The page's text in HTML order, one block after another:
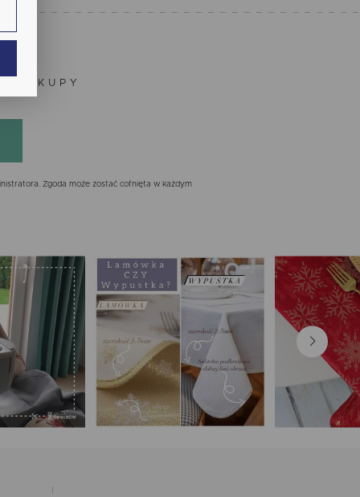
ZAKUPY
Zgoda może zostać cofnięta w każdym